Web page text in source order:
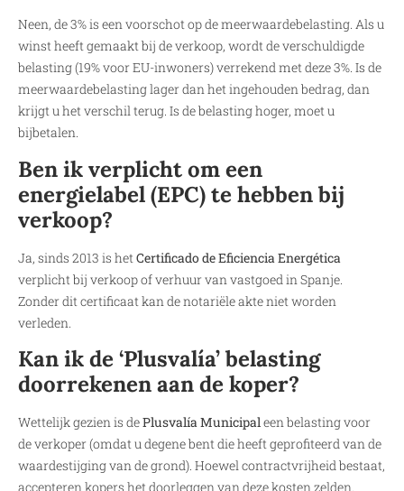
Neen, de 3% is een voorschot op de meerwaardebelasting. Als u
winst heeft gemaakt bij de verkoop, wordt de verschuldigde
belasting (19% voor EU-inwoners) verrekend met deze 3%. Is de
meerwaardebelasting lager dan het ingehouden bedrag, dan
krijgt u het verschil terug. Is de belasting hoger, moet u
bijbetalen.
Ben ik verplicht om een
energielabel (EPC) te hebben bij
verkoop?
Ja, sinds 2013 is het Certificado de Eficiencia Energética
verplicht bij verkoop of verhuur van vastgoed in Spanje.
Zonder dit certificaat kan de notariële akte niet worden
verleden.
Kan ik de ‘Plusvalía’ belasting
doorrekenen aan de koper?
Wettelijk gezien is dePlusvalía Municipaleen belasting voor
de verkoper (omdat u degene bent die heeft geprofiteerd van de
waardestijging van de grond). Hoewel contractvrijheid bestaat,
accepteren kopers het doorleggen van deze kosten zelden.